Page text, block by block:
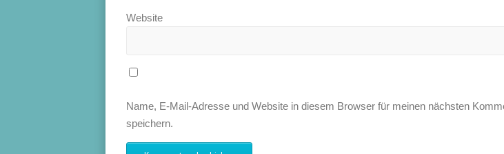
Website
Name, E-Mail-Adresse und Website in diesem Browser für meinen nächsten
speichern.